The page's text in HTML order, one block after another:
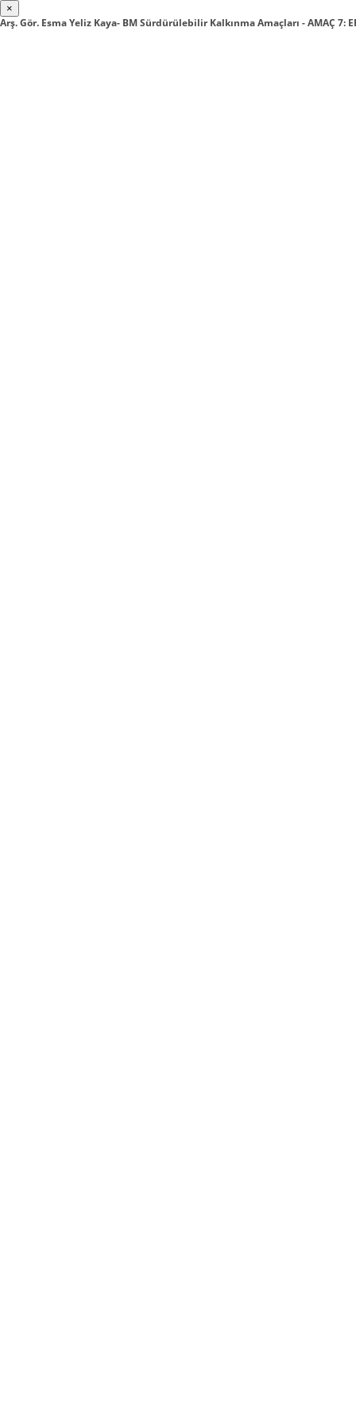
×
Arş. Gör. Esma Yeliz Kaya- BM Sürdürülebilir Kalkınma Amaçları - AMAÇ 7: